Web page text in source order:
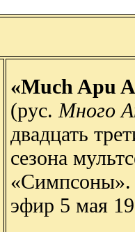
«Much Apu
(рус. Много
двадцать
сезона
эфир 5 мая